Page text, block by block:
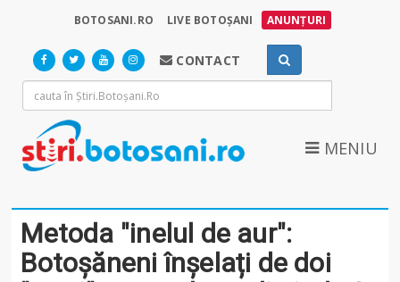
BOTOSANI.RO LIVE BOTOȘANI ANUNȚURI
CONTACT
MENIU
Metoda "inelul de aur":
Botoșăneni înșelați de doi